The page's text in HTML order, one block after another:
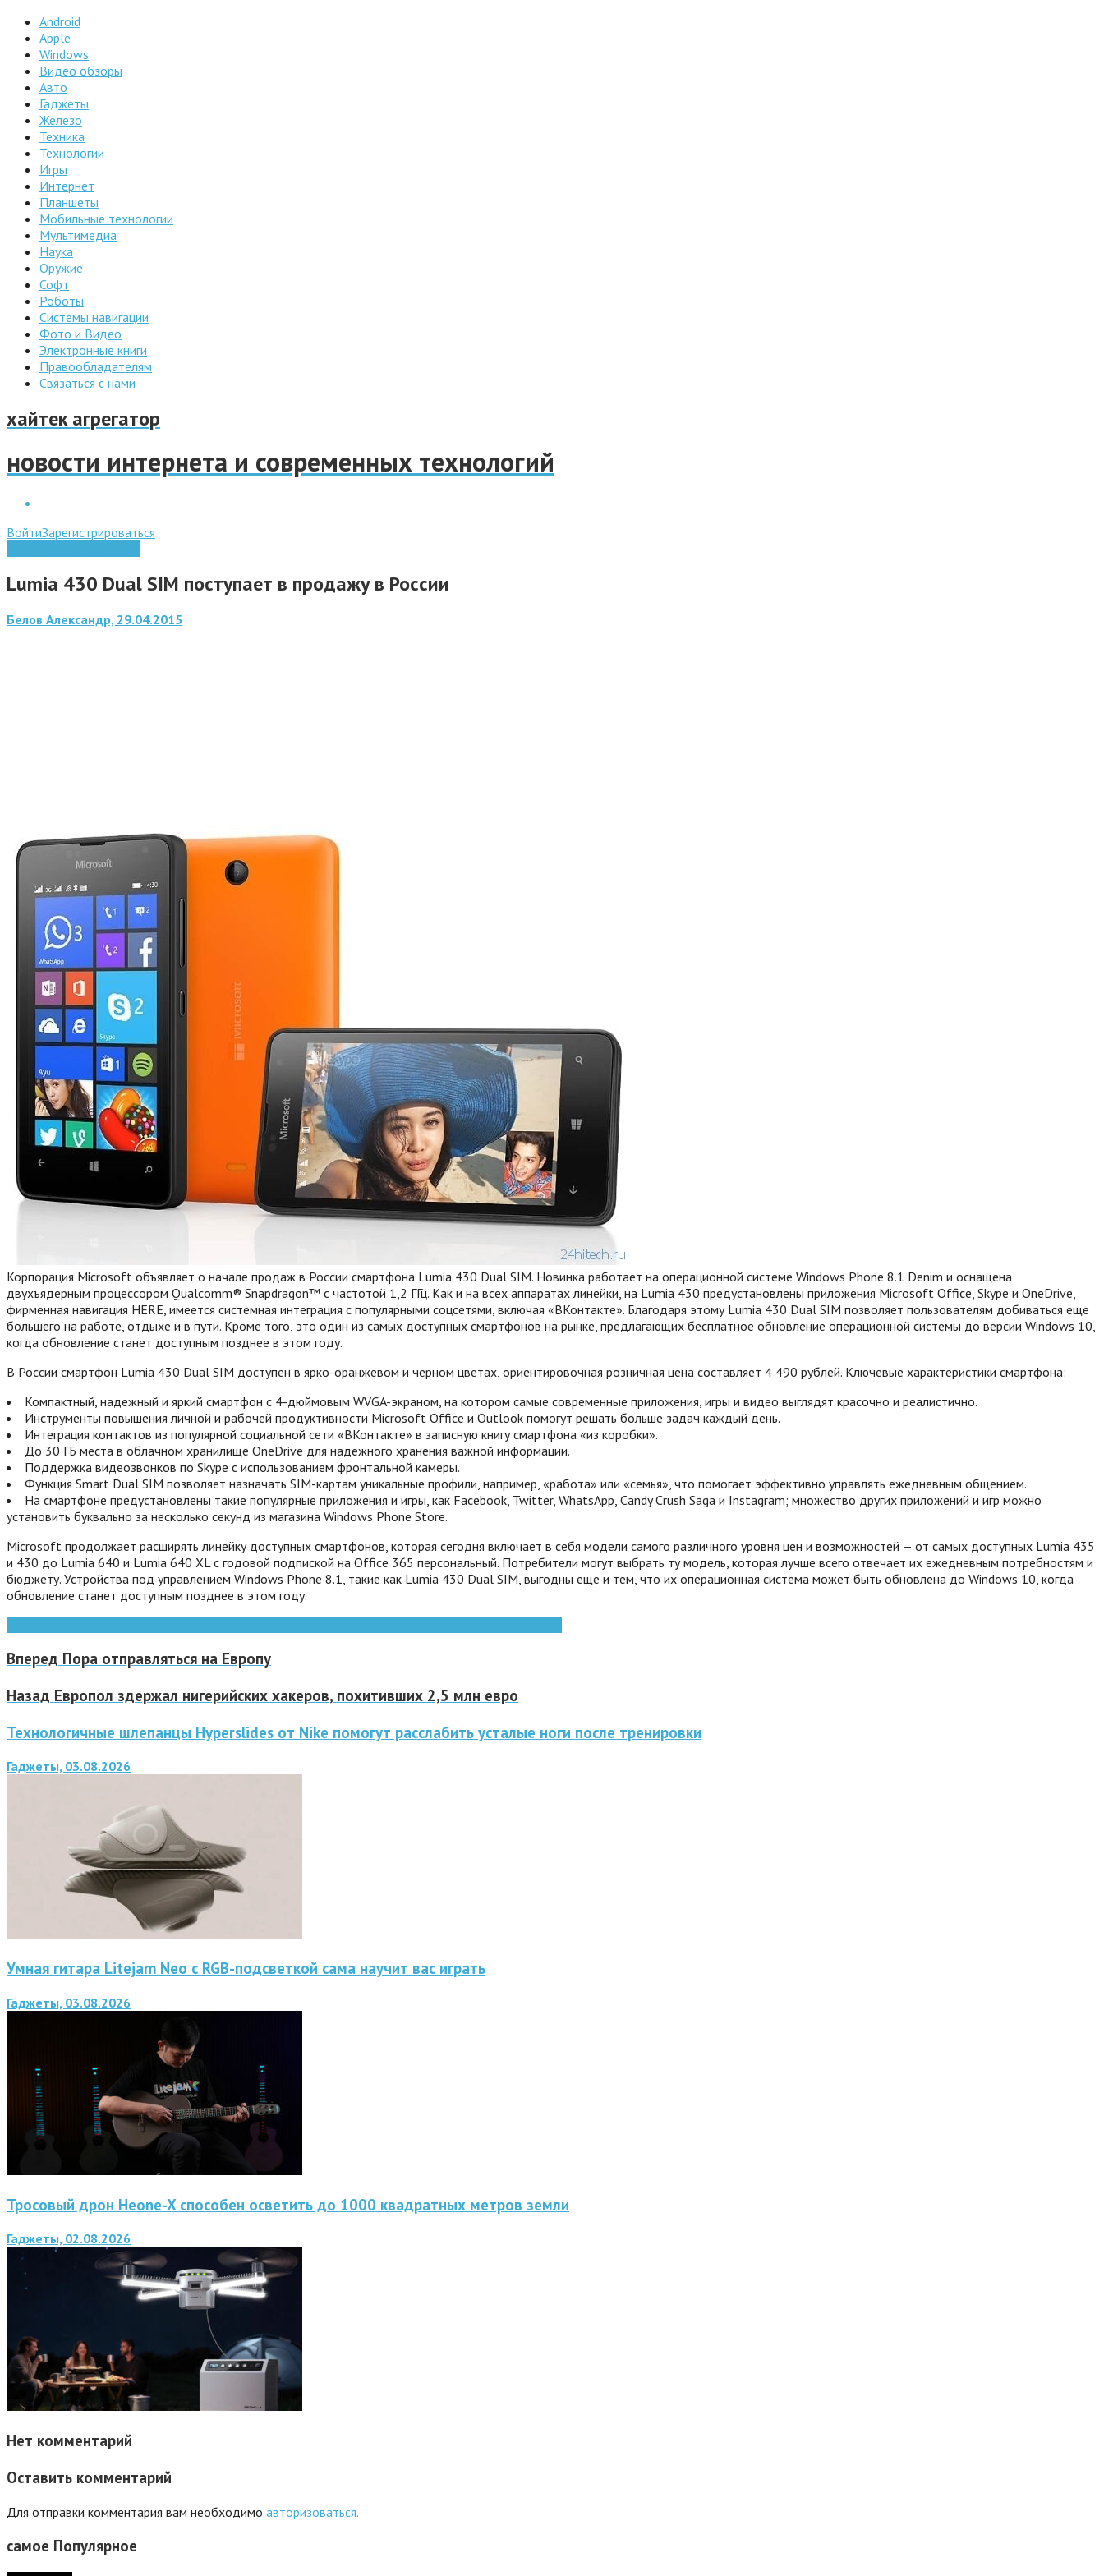
Android
Apple
Windows
Видео обзоры
Авто
Гаджеты
Железо
Техника
Технологии
Игры
Интернет
Планшеты
Мобильные технологии
Мультимедиа
Наука
Оружие
Софт
Роботы
Системы навигации
Фото и Видео
Электронные книги
Правообладателям
Связаться с нами
хайтек агрегатор
новости интернета и современных технологий
ВойтиЗарегистрироваться
Lumia 430 Dual SIM поступает в продажу в России
Белов Александр, 29.04.2015
Корпорация Microsoft объявляет о начале продаж в России смартфона Lumia 430 Dual SIM. Новинка работает на операционной системе Windows Phone 8.1 Denim и оснащена
двухъядерным процессором Qualcomm® Snapdragon™ с частотой 1,2 ГГц. Как и на всех аппаратах линейки, на Lumia 430 предустановлены приложения Microsoft Office, Skype и OneDrive,
фирменная навигация HERE, имеется системная интеграция с популярными соцсетями, включая «ВКонтакте». Благодаря этому Lumia 430 Dual SIM позволяет пользователям добиваться еще
большего на работе, отдыхе и в пути. Кроме того, это один из самых доступных смартфонов на рынке, предлагающих бесплатное обновление операционной системы до версии Windows 10,
когда обновление станет доступным позднее в этом году.
В России смартфон Lumia 430 Dual SIM доступен в ярко-оранжевом и черном цветах, ориентировочная розничная цена составляет 4 490 рублей. Ключевые характеристики смартфона:
Компактный, надежный и яркий смартфон с 4-дюймовым WVGA-экраном, на котором самые современные приложения, игры и видео выглядят красочно и реалистично.
Инструменты повышения личной и рабочей продуктивности Microsoft Office и Outlook помогут решать больше задач каждый день.
Интеграция контактов из популярной социальной сети «ВКонтакте» в записную книгу смартфона «из коробки».
До 30 ГБ места в облачном хранилище OneDrive для надежного хранения важной информации.
Поддержка видеозвонков по Skype с использованием фронтальной камеры.
Функция Smart Dual SIM позволяет назначать SIM-картам уникальные профили, например, «работа» или «семья», что помогает эффективно управлять ежедневным общением.
На смартфоне предустановлены такие популярные приложения и игры, как Facebook, Twitter, WhatsApp, Candy Crush Saga и Instagram; множество других приложений и игр можно
установить буквально за несколько секунд из магазина Windows Phone Store.
Microsoft продолжает расширять линейку доступных смартфонов, которая сегодня включает в себя модели самого различного уровня цен и возможностей — от самых доступных Lumia 435
и 430 до Lumia 640 и Lumia 640 XL с годовой подпиской на Office 365 персональный. Потребители могут выбрать ту модель, которая лучше всего отвечает их ежедневным потребностям и
бюджету. Устройства под управлением Windows Phone 8.1, такие как Lumia 430 Dual SIM, выгодны еще и тем, что их операционная система может быть обновлена до Windows 10, когда
обновление станет доступным позднее в этом году.
Вперед Пора отправляться на Европу
Назад Европол здержал нигерийских хакеров, похитивших 2,5 млн евро
Технологичные шлепанцы Hyperslides от Nike помогут расслабить усталые ноги после тренировки
Гаджеты, 03.08.2026
Умная гитара Litejam Neo с RGB-подсветкой сама научит вас играть
Гаджеты, 03.08.2026
Тросовый дрон Heone-X способен осветить до 1000 квадратных метров земли
Гаджеты, 02.08.2026
Нет комментарий
Оставить комментарий
Для отправки комментария вам необходимо авторизоваться.
самое Популярное